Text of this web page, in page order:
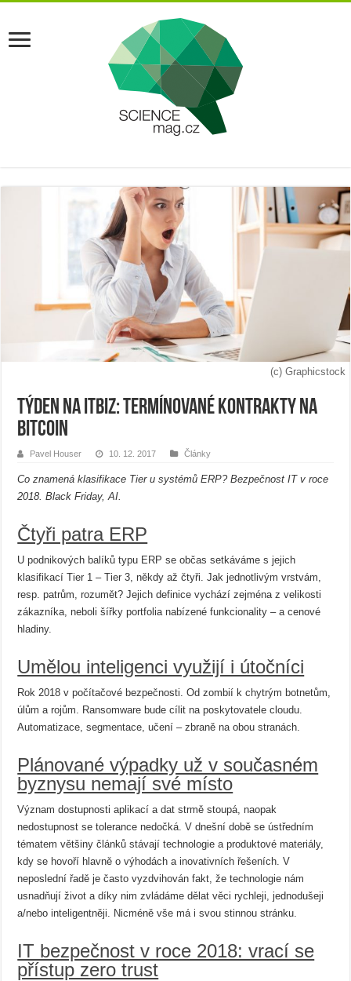
(c) Graphicstock
Týden na ITBiz: termínované kontrakty na
bitcoin
Pavel Houser 10. 12. 2017 Články
Co znamená klasifikace Tier u systémů ERP? Bezpečnost IT v roce
2018. Black Friday, AI.
Čtyři patra ERP
U podnikových balíků typu ERP se občas setkáváme s jejich
klasifikací Tier 1 – Tier 3, někdy až čtyři. Jak jednotlivým vrstvám,
resp. patrům, rozumět? Jejich definice vychází zejména z velikosti
zákazníka, neboli šířky portfolia nabízené funkcionality – a cenové
hladiny.
Umělou inteligenci využijí i útočníci
Rok 2018 v počítačové bezpečnosti. Od zombií k chytrým botnetům,
úlům a rojům. Ransomware bude cílit na poskytovatele cloudu.
Automatizace, segmentace, učení – zbraně na obou stranách.
Plánované výpadky už v současném
byznysu nemají své místo
Význam dostupnosti aplikací a dat strmě stoupá, naopak
nedostupnost se tolerance nedočká. V dnešní době se ústředním
tématem většiny článků stávají technologie a produktové materiály,
kdy se hovoří hlavně o výhodách a inovativních řešeních. V
neposlední řadě je často vyzdvihován fakt, že technologie nám
usnadňují život a díky nim zvládáme dělat věci rychleji, jednodušeji
a/nebo inteligentněji. Nicméně vše má i svou stinnou stránku.
IT bezpečnost v roce 2018: vrací se
přístup zero trust